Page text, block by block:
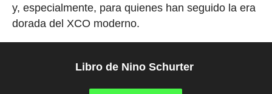
y, especialmente, para quienes han seguido la era
dorada del XCO moderno.
Libro de Nino Schurter